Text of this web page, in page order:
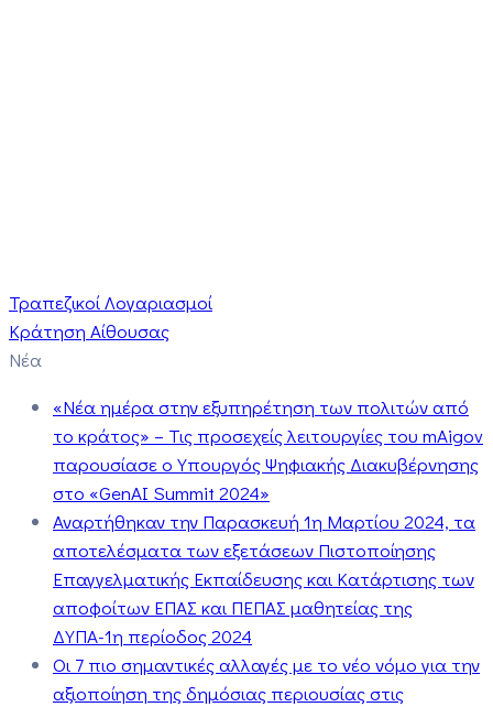
Τραπεζικοί Λογαριασμοί
Κράτηση Αίθουσας
Νέα
«Νέα ημέρα στην εξυπηρέτηση των πολιτών από
το κράτος» – Τις προσεχείς λειτουργίες του mAigov
παρουσίασε ο Υπουργός Ψηφιακής Διακυβέρνησης
στο «GenAI Summit 2024»
Αναρτήθηκαν την Παρασκευή 1η Μαρτίου 2024, τα
αποτελέσματα των εξετάσεων Πιστοποίησης
Επαγγελματικής Εκπαίδευσης και Κατάρτισης των
αποφοίτων ΕΠΑΣ και ΠΕΠΑΣ μαθητείας της
ΔΥΠΑ-1η περίοδος 2024
Οι 7 πιο σημαντικές αλλαγές με το νέο νόμο για την
αξιοποίηση της δημόσιας περιουσίας στις